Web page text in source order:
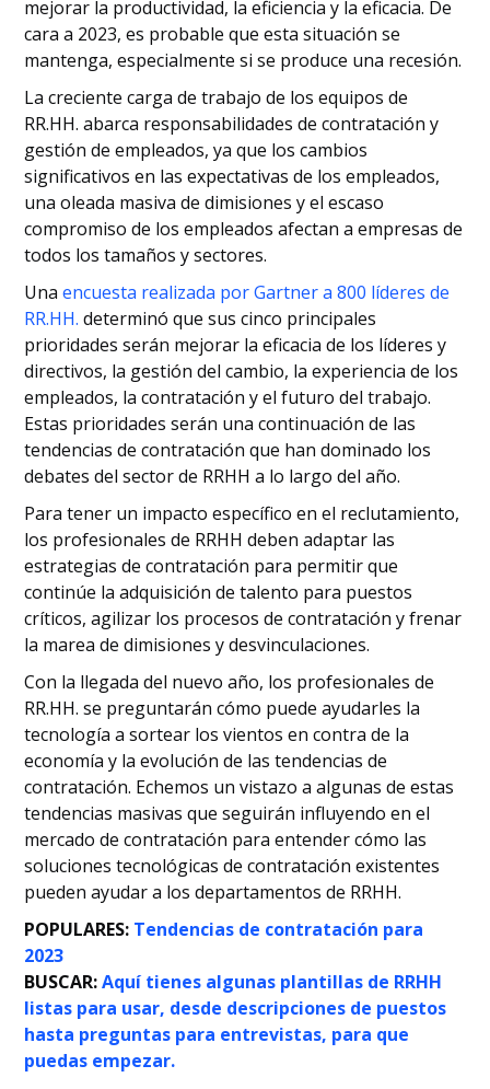
mejorar la productividad, la eficiencia y la eficacia. De
cara a 2023, es probable que esta situación se
mantenga, especialmente si se produce una recesión.
La creciente carga de trabajo de los equipos de
RR.HH. abarca responsabilidades de contratación y
gestión de empleados, ya que los cambios
significativos en las expectativas de los empleados,
una oleada masiva de dimisiones y el escaso
compromiso de los empleados afectan a empresas de
todos los tamaños y sectores.
Una encuesta realizada por Gartner a 800 líderes de
RR.HH. determinó que sus cinco principales
prioridades serán mejorar la eficacia de los líderes y
directivos, la gestión del cambio, la experiencia de los
empleados, la contratación y el futuro del trabajo.
Estas prioridades serán una continuación de las
tendencias de contratación que han dominado los
debates del sector de RRHH a lo largo del año.
Para tener un impacto específico en el reclutamiento,
los profesionales de RRHH deben adaptar las
estrategias de contratación para permitir que
continúe la adquisición de talento para puestos
críticos, agilizar los procesos de contratación y frenar
la marea de dimisiones y desvinculaciones.
Con la llegada del nuevo año, los profesionales de
RR.HH. se preguntarán cómo puede ayudarles la
tecnología a sortear los vientos en contra de la
economía y la evolución de las tendencias de
contratación. Echemos un vistazo a algunas de estas
tendencias masivas que seguirán influyendo en el
mercado de contratación para entender cómo las
soluciones tecnológicas de contratación existentes
pueden ayudar a los departamentos de RRHH.
POPULARES: Tendencias de contratación para
2023
BUSCAR:Aquí tienes algunas plantillas de RRHH
listas para usar, desde descripciones de puestos
hasta preguntas para entrevistas, para que
puedas empezar.